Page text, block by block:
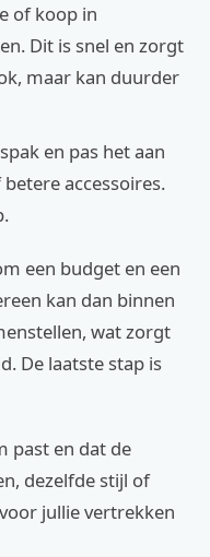
of koop in
Dit is snel en zorgt
maar kan duurder
en pas het aan
accessoires.
een budget en een
kan dan binnen
wat zorgt
De laatste stap is
past en dat de
dezelfde stijl of
jullie vertrekken